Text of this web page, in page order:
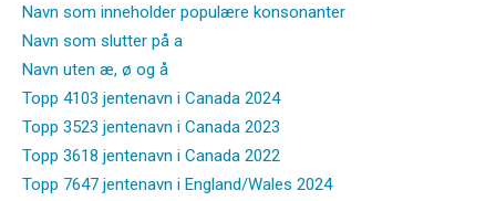
Navn som inneholder populære konsonanter
Navn som slutter på a
Navn uten æ, ø og å
Topp 4103 jentenavn i Canada 2024
Topp 3523 jentenavn i Canada 2023
Topp 3618 jentenavn i Canada 2022
Topp 7647 jentenavn i England/Wales 2024